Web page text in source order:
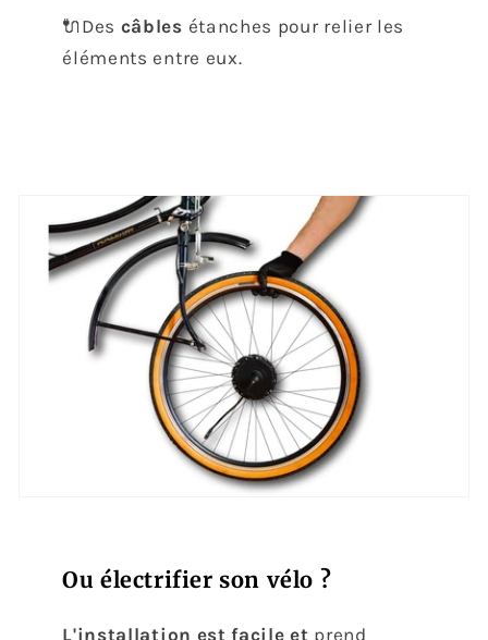
🔌Des câbles étanches pour relier les
éléments entre eux.
Ou électrifier son vélo ?
L'installation est facile et prend